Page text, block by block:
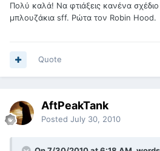
Πολύ καλά! Να φτιάξεις κανένα
μπλουζάκια sff. Ρώτα τον Robin Hood.
Quote
AftPeakTank
Posted July 30, 2010